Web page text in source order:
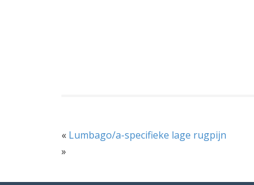
« Lumbago/a-specifieke lage rugpijn
»